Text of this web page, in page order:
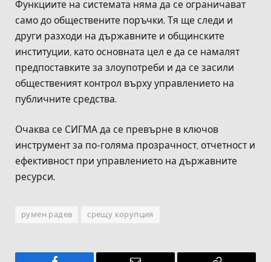
Функциите на системата няма да се ограничават
само до обществените поръчки. Тя ще следи и
други разходи на държавните и общинските
институции, като основната цел е да се намалят
предпоставките за злоупотреби и да се засили
общественият контрол върху управлението на
публичните средства.
Очаква се СИГМА да се превърне в ключов
инструмент за по-голяма прозрачност, отчетност и
ефективност при управлението на държавните
ресурси.
румен радев срещу корупция